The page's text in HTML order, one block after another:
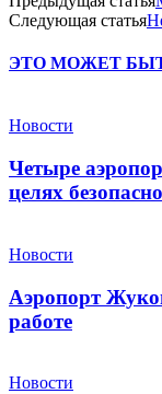
Следующая статья
ЭТО МОЖЕТ
Новости
Четыре
целях
Новости
Аэропорт
работе
Новости